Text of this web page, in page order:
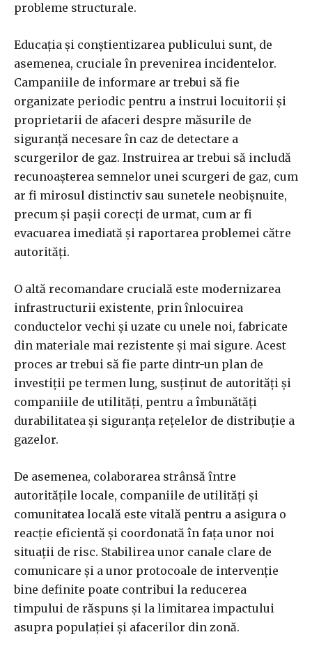
probleme structurale.
Educația și conștientizarea publicului sunt, de
asemenea, cruciale în prevenirea incidentelor.
Campaniile de informare ar trebui să fie
organizate periodic pentru a instrui locuitorii și
proprietarii de afaceri despre măsurile de
siguranță necesare în caz de detectare a
scurgerilor de gaz. Instruirea ar trebui să includă
recunoașterea semnelor unei scurgeri de gaz, cum
ar fi mirosul distinctiv sau sunetele neobișnuite,
precum și pașii corecți de urmat, cum ar fi
evacuarea imediată și raportarea problemei către
autorități.
O altă recomandare crucială este modernizarea
infrastructurii existente, prin înlocuirea
conductelor vechi și uzate cu unele noi, fabricate
din materiale mai rezistente și mai sigure. Acest
proces ar trebui să fie parte dintr-un plan de
investiții pe termen lung, susținut de autorități și
companiile de utilități, pentru a îmbunătăți
durabilitatea și siguranța rețelelor de distribuție a
gazelor.
De asemenea, colaborarea strânsă între
autoritățile locale, companiile de utilități și
comunitatea locală este vitală pentru a asigura o
reacție eficientă și coordonată în fața unor noi
situații de risc. Stabilirea unor canale clare de
comunicare și a unor protocoale de intervenție
bine definite poate contribui la reducerea
timpului de răspuns și la limitarea impactului
asupra populației și afacerilor din zonă.